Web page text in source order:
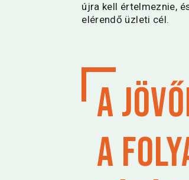
újra kell értelmeznie,
elérendő üzleti cél.
A
a